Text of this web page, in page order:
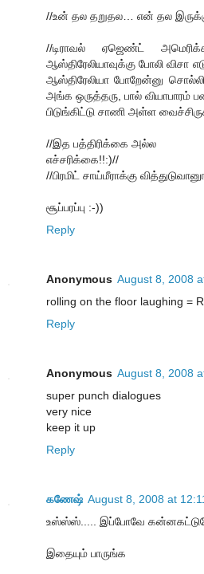
//உன் தல தறுதல… என் தல
//டிராவல் ஏஜெண்ட்
ஆஸ்திரேலியாவுக்கு போலி விசா
ஆஸ்திரேலியா போறேன்னு சொல்லி
அங்க ஒருத்தரு, பால்
பிடுங்கிட்டு சாணி அள்ள
//இத பத்திரிக்கை அல்ல
எச்சரிக்கை!!:)//
//பிரமிட் சாய்மீராக்கு
சூப்பரப்பு :-))
Reply
Anonymous August 8, 2008
rolling on the floor laughing =
Reply
Anonymous August 8, 2008
super punch dialogues
very nice
keep it up
Reply
கணேஷ் August 8, 2008 at
உஸ்ஸ்ஸ்..... இப்போவே
இதையும் பாருங்க